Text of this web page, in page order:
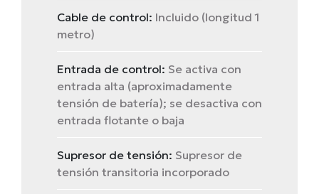
Cable de control: Incluido (longitud 1
metro)
Entrada de control: Se activa con
entrada alta (aproximadamente
tensión de batería); se desactiva con
entrada flotante o baja
Supresor de tensión: Supresor de
tensión transitoria incorporado